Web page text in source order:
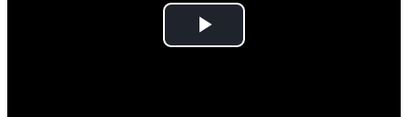
Play